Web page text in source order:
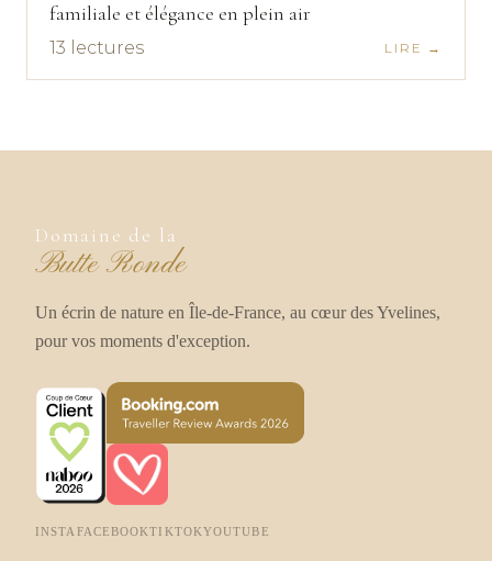
familiale et élégance en plein air
13 lectures LIRE →
Domaine de la
Butte Ronde
Un écrin de nature en Île-de-France, au cœur des Yvelines,
pour vos moments d'exception.
INSTA FACEBOOKTIKTOKYOUTUBE